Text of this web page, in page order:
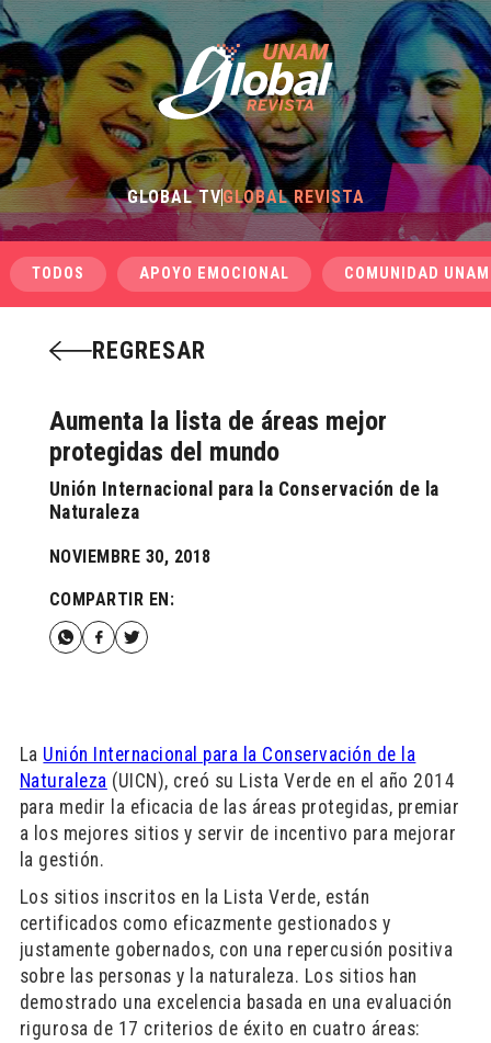
GLOBAL TVGLOBAL REVISTA
TODOS APOYO EMOCIONAL COMUNIDAD UNAM
REGRESAR
Aumenta la lista de áreas mejor
protegidas del mundo
Unión Internacional para la Conservación de la
Naturaleza
NOVIEMBRE 30, 2018
COMPARTIR EN:
La Unión Internacional para la Conservación de la
Naturaleza (UICN), creó su Lista Verde en el año 2014
para medir la eficacia de las áreas protegidas, premiar
a los mejores sitios y servir de incentivo para mejorar
la gestión.
Los sitios inscritos en la Lista Verde, están
certificados como eficazmente gestionados y
justamente gobernados, con una repercusión positiva
sobre las personas y la naturaleza. Los sitios han
demostrado una excelencia basada en una evaluación
rigurosa de 17 criterios de éxito en cuatro áreas: